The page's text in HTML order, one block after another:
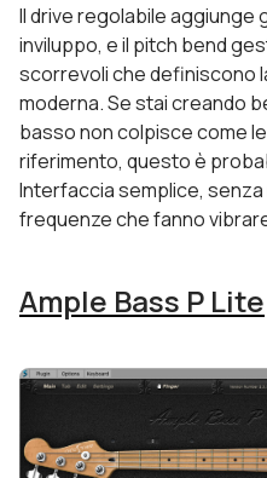
Il drive regolabile aggiunge
inviluppo, e il pitch bend
scorrevoli che definiscono
moderna. Se stai creando
basso non colpisce come
riferimento, questo è
Interfaccia semplice,
frequenze che fanno
Ample Bass P Lite